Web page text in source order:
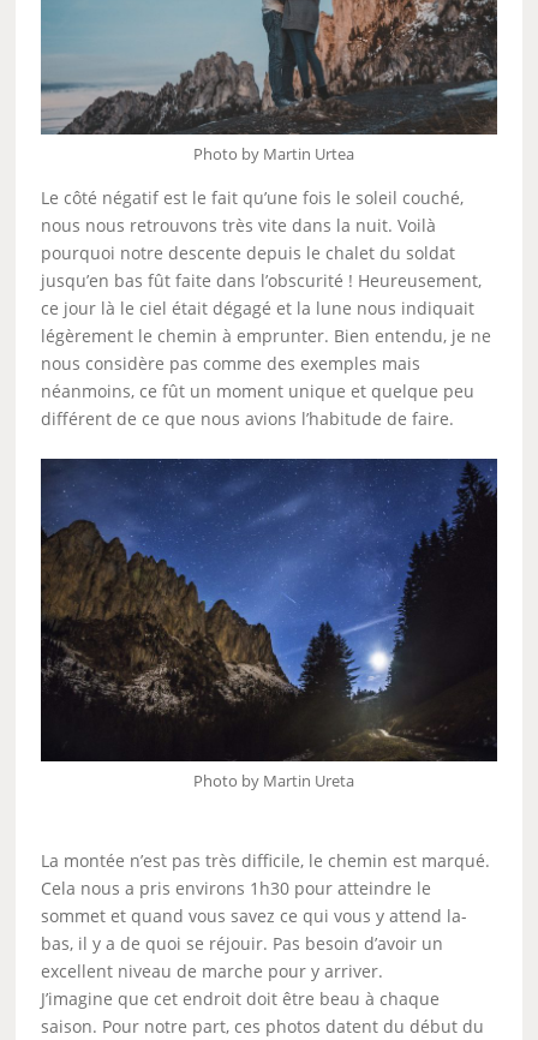
Photo by Martin Urtea
Le côté négatif est le fait qu’une fois le soleil couché,
nous nous retrouvons très vite dans la nuit. Voilà
pourquoi notre descente depuis le chalet du soldat
jusqu’en bas fût faite dans l’obscurité ! Heureusement,
ce jour là le ciel était dégagé et la lune nous indiquait
légèrement le chemin à emprunter. Bien entendu, je ne
nous considère pas comme des exemples mais
néanmoins, ce fût un moment unique et quelque peu
différent de ce que nous avions l’habitude de faire.
Photo by Martin Ureta
La montée n’est pas très difficile, le chemin est marqué.
Cela nous a pris environs 1h30 pour atteindre le
sommet et quand vous savez ce qui vous y attend la-
bas, il y a de quoi se réjouir. Pas besoin d’avoir un
excellent niveau de marche pour y arriver.
J’imagine que cet endroit doit être beau à chaque
saison. Pour notre part, ces photos datent du début du